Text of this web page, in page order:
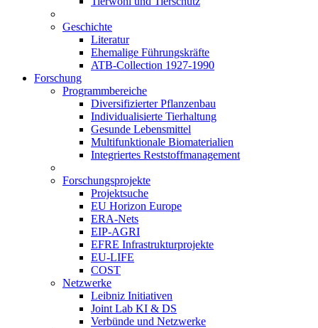
Geschichte
Literatur
Ehemalige Führungskräfte
ATB-Collection 1927-1990
Forschung
Programmbereiche
Diversifizierter Pflanzenbau
Individualisierte Tierhaltung
Gesunde Lebensmittel
Multifunktionale Biomaterialien
Integriertes Reststoffmanagement
Forschungsprojekte
Projektsuche
EU Horizon Europe
ERA-Nets
EIP-AGRI
EFRE Infrastrukturprojekte
EU-LIFE
COST
Netzwerke
Leibniz Initiativen
Joint Lab KI & DS
Verbünde und Netzwerke